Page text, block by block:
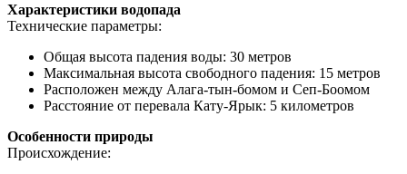
Характеристики водопада
Технические параметры:
Общая высота падения воды: 30 метров
Максимальная высота свободного падения: 15 метров
Расположен между Алага-тын-бомом и Сеп-Боомом
Расстояние от перевала Кату-Ярык: 5 километров
Особенности природы
Происхождение: